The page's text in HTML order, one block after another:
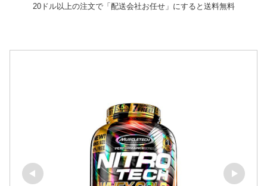
20ドル以上の注文で「配送会社お任せ」にすると送料無料